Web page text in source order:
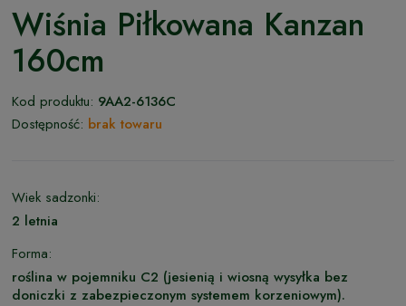
Wiśnia Piłkowana Kanzan
160cm
Kod produktu: 9AA2-6136C
Dostępność: brak towaru
Wiek sadzonki:
2 letnia
Forma:
roślina w pojemniku C2 (jesienią i wiosną wysyłka bez
doniczki z zabezpieczonym systemem korzeniowym).